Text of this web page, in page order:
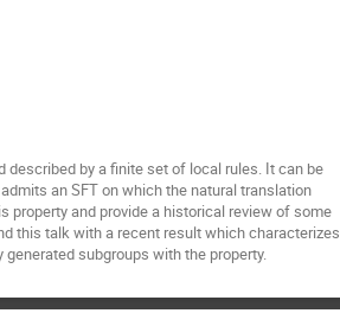
by a finite set of local rules. It can be
an SFT on which the natural translation
property and provide a historical review of some
this talk with a recent result which characterizes
subgroups with the property.